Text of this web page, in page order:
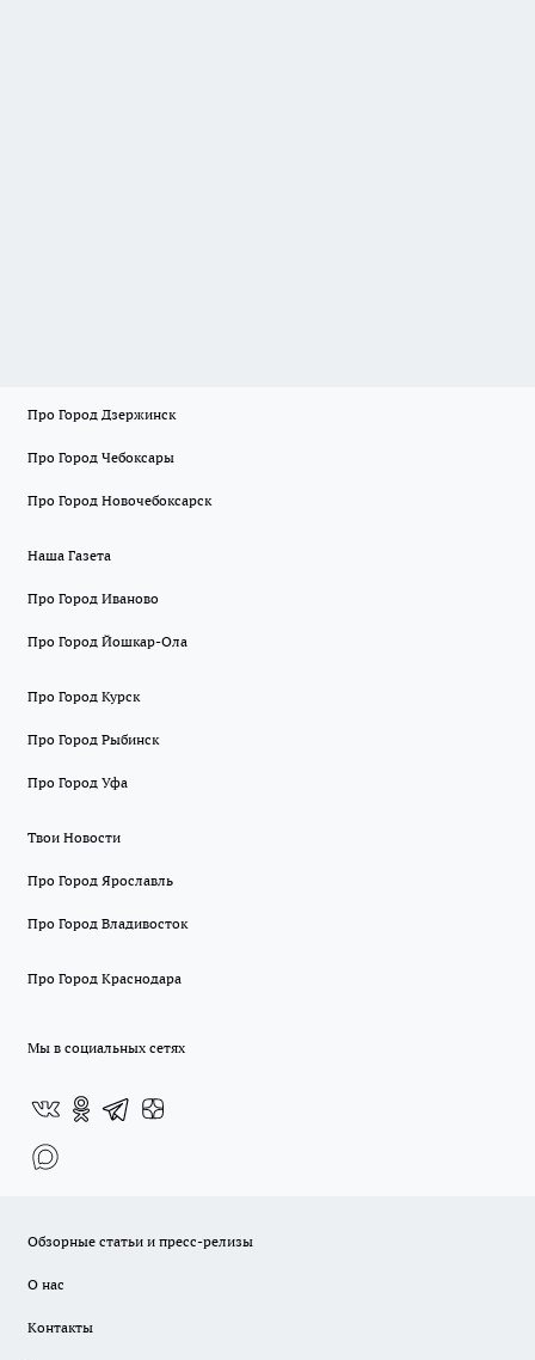
Про Город Дзержинск
Про Город Чебоксары
Про Город Новочебоксарск
Наша Газета
Про Город Иваново
Про Город Йошкар-Ола
Про Город Курск
Про Город Рыбинск
Про Город Уфа
Твои Новости
Про Город Ярославль
Про Город Владивосток
Про Город Краснодара
Мы в социальных сетях
Обзорные статьи и пресс-релизы
О нас
Контакты